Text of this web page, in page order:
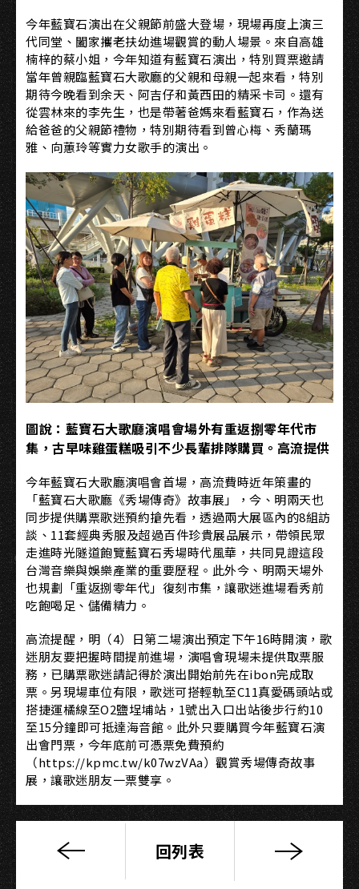
今年藍寶石演出在父親節前盛大登場，現場再度上演三
代同堂、闔家攜老扶幼進場觀賞的動人場景。來自高雄
楠梓的蔡小姐，今年知道有藍寶石演出，特別買票邀請
當年曾親臨藍寶石大歌廳的父親和母親一起來看，特別
期待今晚看到余天、阿吉仔和黃西田的精采卡司。還有
從雲林來的李先生，也是帶著爸媽來看藍寶石，作為送
給爸爸的父親節禮物，特別期待看到曾心梅、秀蘭瑪
雅、向蕙玲等實力女歌手的演出。
圖說：藍寶石大歌廳演唱會場外有重返捌零年代市
集，古早味雞蛋糕吸引不少長輩排隊購買。高流提供
今年藍寶石大歌廳演唱會首場，高流費時近年策畫的
「藍寶石大歌廳《秀場傳奇》故事展」，今、明兩天也
同步提供購票歌迷預約搶先看，透過兩大展區內的8組訪
談、11套經典秀服及超過百件珍貴展品展示，帶領民眾
走進時光隧道飽覽藍寶石秀場時代風華，共同見證這段
台灣音樂與娛樂產業的重要歷程。此外今、明兩天場外
也規劃「重返捌零年代」復刻市集，讓歌迷進場看秀前
吃飽喝足、儲備精力。
高流提醒，明（4）日第二場演出預定下午16時開演，歌
迷朋友要把握時間提前進場，演唱會現場未提供取票服
務，已購票歌迷請記得於演出開始前先在ibon完成取
票。另現場車位有限，歌迷可搭輕軌至C11真愛碼頭站或
搭捷運橘線至O2鹽埕埔站，1號出入口出站後步行約10
至15分鐘即可抵達海音館。此外只要購買今年藍寶石演
出會門票，今年底前可憑票免費預約
（https://kpmc.tw/k07wzVAa）觀賞秀場傳奇故事
展，讓歌迷朋友一票雙享。
【新
回列表